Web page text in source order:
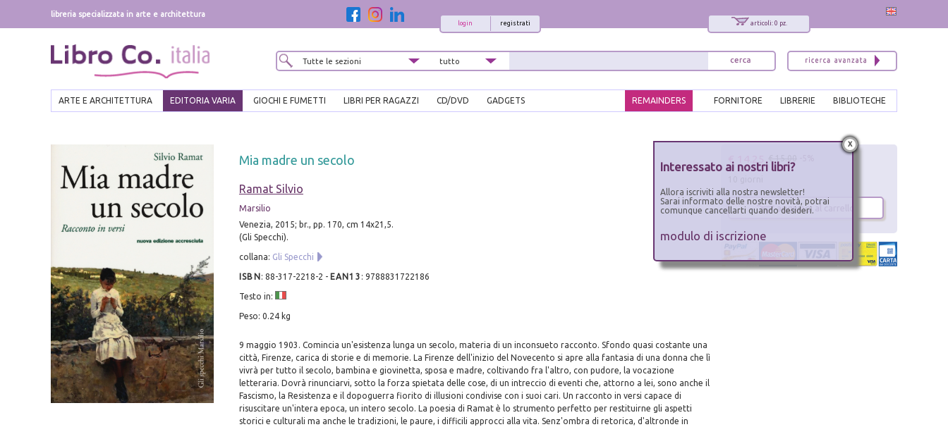
libreria specializzata in arte e architettura
articoli: 0 pz.
registrati
login
ARTE E ARCHITETTURA EDITORIA VARIA GIOCHI E FUMETTI LIBRI PER RAGAZZI CD/DVD GADGETS BIBLIOTECHE
LIBRERIE
FORNITORE
REMAINDERS
Mia madre un secolo
Ramat Silvio
Marsilio
Venezia, 2015; br., pp. 170, cm 14x21,5.
(Gli Specchi).
collana: Gli Specchi
ISBN : 88-317-2218-2 - EAN13 : 9788831722186
Testo in:
Peso: 0.24 kg
9 maggio 1903. Comincia un'esistenza lunga un secolo, materia di un inconsueto racconto. Sfondo quasi costante una
città, Firenze, carica di storie e di memorie. La Firenze dell'inizio del Novecento si apre alla fantasia di una donna che lì
vivrà per tutto il secolo, bambina e giovinetta, sposa e madre, coltivando fra l'altro, con pudore, la vocazione
letteraria. Dovrà rinunciarvi, sotto la forza spietata delle cose, di un intreccio di eventi che, attorno a lei, sono anche il
Fascismo, la Resistenza e il dopoguerra fiorito di illusioni condivise con i suoi cari. Un racconto in versi capace di
risuscitare un'intera epoca, un intero secolo. La poesia di Ramat è lo strumento perfetto per restituirne gli aspetti
storici e culturali ma anche le tradizioni, le paure, i difficili approcci alla vita. Senz'ombra di retorica, d'altronde in
€ 14.25
aggiungi al carrello
x
Interessato ai nostri libri?
Allora iscriviti alla nostra newsletter!
Sarai informato delle nostre novità, potrai
comunque cancellarti quando desideri.
modulo di iscrizione